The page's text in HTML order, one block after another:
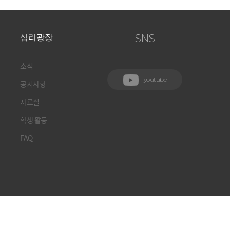
심리광장
소식
공지사항
자료실
학생 활동
FAQ
SNS
youtube